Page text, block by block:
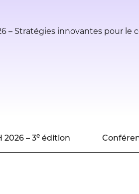
– Stratégies innovantes pour le
2026 – 3e édition